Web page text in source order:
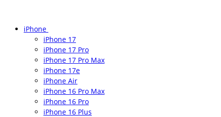
iPhone
iPhone 17
iPhone 17 Pro
iPhone 17 Pro Max
iPhone 17e
iPhone Air
iPhone 16 Pro Max
iPhone 16 Pro
iPhone 16 Plus